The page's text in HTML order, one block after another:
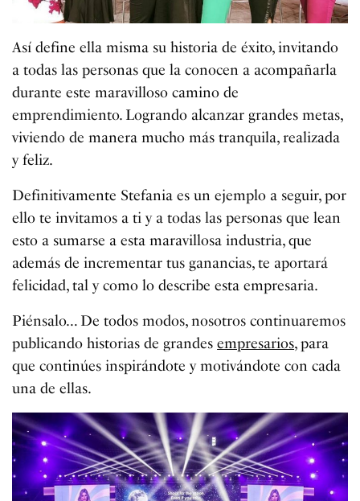
Así define ella misma su historia de éxito, invitando
a todas las personas que la conocen a acompañarla
durante este maravilloso camino de
emprendimiento. Logrando alcanzar grandes metas,
viviendo de manera mucho más tranquila, realizada
y feliz.
Definitivamente Stefania es un ejemplo a seguir, por
ello te invitamos a ti y a todas las personas que lean
esto a sumarse a esta maravillosa industria, que
además de incrementar tus ganancias, te aportará
felicidad, tal y como lo describe esta empresaria.
Piénsalo… De todos modos, nosotros continuaremos
publicando historias de grandesempresarios, para
que continúes inspirándote y motivándote con cada
una de ellas.